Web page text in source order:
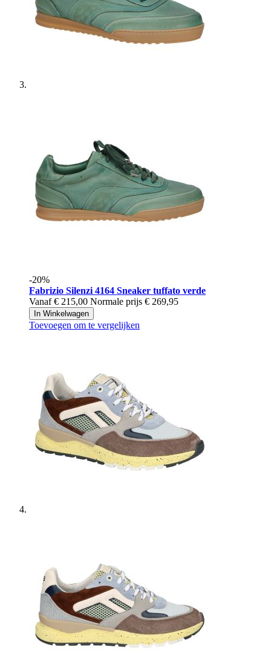
-20%
Fabrizio Silenzi 4164 Sneaker tuffato verde
Vanaf € 215,00 Normale prijs € 269,95
In Winkelwagen
Toevoegen om te vergelijken